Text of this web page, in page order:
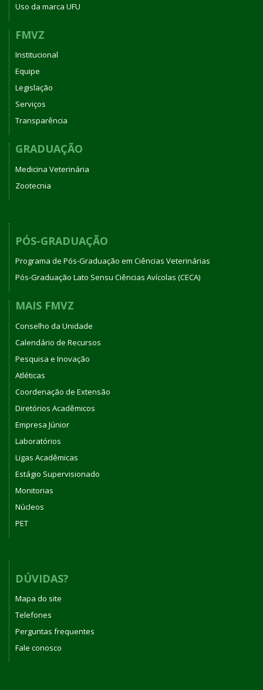
Uso da marca UFU
FMVZ
Institucional
Equipe
Legislação
Serviços
Transparência
GRADUAÇÃO
Medicina Veterinária
Zootecnia
PÓS-GRADUAÇÃO
Programa de Pós-Graduação em Ciências Veterinárias
Pós-Graduação Lato Sensu Ciências Avícolas (CECA)
MAIS FMVZ
Conselho da Unidade
Calendário de Recursos
Pesquisa e Inovação
Atléticas
Coordenação de Extensão
Diretórios Acadêmicos
Empresa Júnior
Laboratórios
Ligas Acadêmicas
Estágio Supervisionado
Monitorias
Núcleos
PET
DÚVIDAS?
Mapa do site
Telefones
Perguntas frequentes
Fale conosco